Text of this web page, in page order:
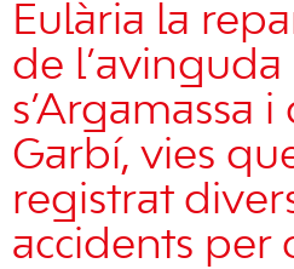
Eulària la
de l’avinguda
s’Argamassa
Garbí, vies
registrat
accidents per